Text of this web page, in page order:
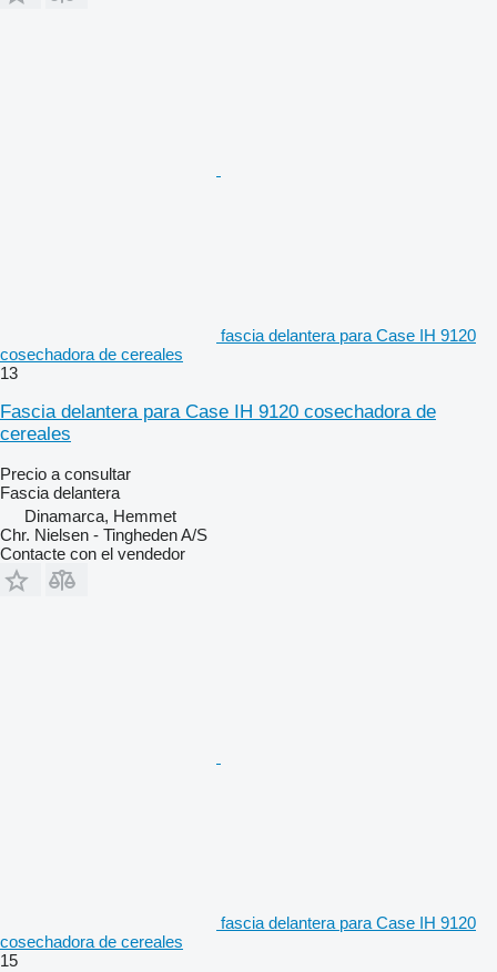
fascia delantera para Case IH 9120
cosechadora de cereales
13
Fascia delantera para Case IH 9120 cosechadora de
cereales
Precio a consultar
Fascia delantera
Dinamarca, Hemmet
Chr. Nielsen - Tingheden A/S
Contacte con el vendedor
fascia delantera para Case IH 9120
cosechadora de cereales
15